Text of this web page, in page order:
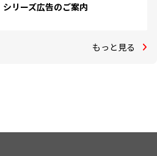
シリーズ広告のご案内
もっと見る